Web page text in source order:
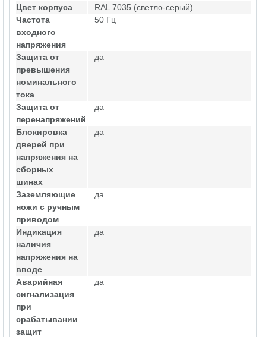
Цвет корпуса
RAL 7035 (светло-серый)
Частота
входного
напряжения
50 Гц
Защита от
превышения
номинального
тока
да
Защита от
перенапряжений
да
Блокировка
дверей при
напряжения на
сборных
шинах
да
Заземляющие
ножи с ручным
приводом
да
Индикация
наличия
напряжения на
вводе
да
Аварийная
сигнализация
при
срабатывании
защит
да